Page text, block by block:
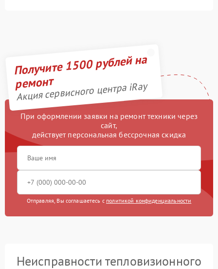
Получите 1500 рублей на
ремонт
Акция сервисного центра iRay
При оформлении заявки на ремонт техники через
сайт,
действует персональная бессрочная скидка
Отправляя, Вы соглашаетесь с политикой конфиденциальности
Неисправности тепловизионного